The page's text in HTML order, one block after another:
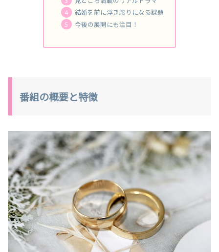
結婚を前に浮き彫りになる課題
今後の展開にも注目！
番組の概要と特徴